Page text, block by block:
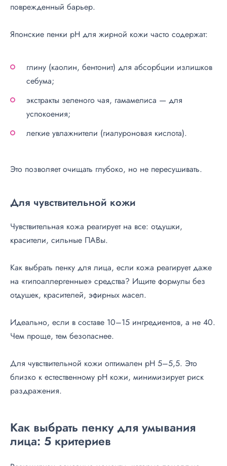
поврежденный барьер.
Японские пенки pH для жирной кожи часто содержат:
глину (каолин, бентонит) для абсорбции излишков
себума;
экстракты зеленого чая, гамамелиса — для
успокоения;
легкие увлажнители (гиалуроновая кислота).
Это позволяет очищать глубоко, но не пересушивать.
Для чувствительной кожи
Чувствительная кожа реагирует на все: отдушки,
красители, сильные ПАВы.
Как выбрать пенку для лица, если кожа реагирует даже
на «гипоаллергенные» средства? Ищите формулы без
отдушек, красителей, эфирных масел.
Идеально, если в составе 10–15 ингредиентов, а не 40.
Чем проще, тем безопаснее.
Для чувствительной кожи оптимален pH 5–5,5. Это
близко к естественному pH кожи, минимизирует риск
раздражения.
Как выбрать пенку для умывания
лица: 5 критериев